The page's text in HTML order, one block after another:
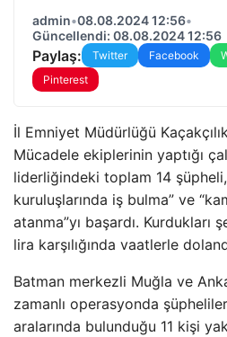
admin•08.08.2024 12:56•
Güncellendi: 08.08.2024 12:56
Paylaş: Twitter Facebook
Pinterest
İl Emniyet Müdürlüğü
Mücadele ekiplerinin yaptığı
liderliğindeki toplam 14
kuruluşlarında iş bulma” ve
atanma”yı başardı.
lira karşılığında vaatlerle
Batman merkezli Muğla ve
zamanlı operasyonda
aralarında bulunduğu 11 kişi